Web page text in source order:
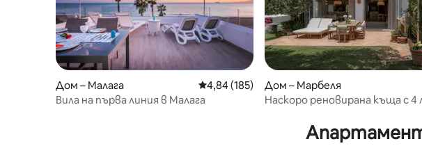
Дом – Малага Средна оценка: 4,84 от 5, 185 отзива
4,84 (185)
Вила на първа линия в Малага
Дом – Марбеля
Наскоро реновирана къща с 4